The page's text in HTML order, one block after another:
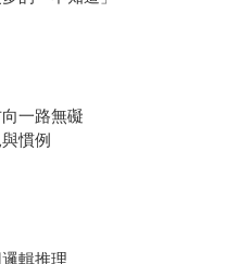
一路無礙
慣例
輯推理